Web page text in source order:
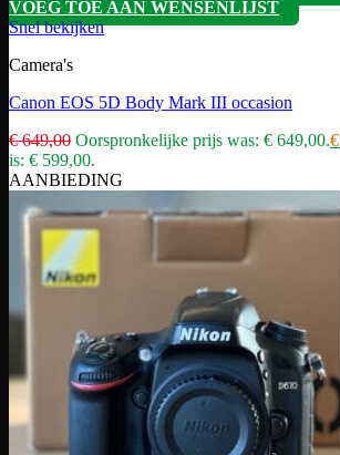
VOEG TOE AAN WENSENLIJST
Snel bekijken
Camera's
Canon EOS 5D Body Mark III occasion
€649,00 Oorspronkelijke prijs was: € 649,00.€
is: € 599,00.
AANBIEDING